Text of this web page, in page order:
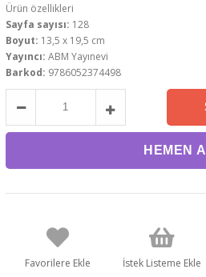
Ürün özellikleri
Sayfa sayısı: 128
Boyut: 13,5 x 19,5 cm
Yayıncı: ABM Yayınevi
Barkod: 9786052374498
Favorilere Ekle İstek Listeme Ekle